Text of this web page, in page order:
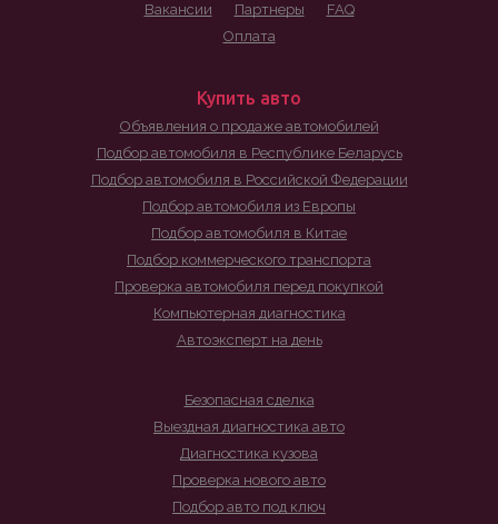
Вакансии
Партнеры
FAQ
Оплата
Купить авто
Объявления о продаже автомобилей
Подбор автомобиля в Республике Беларусь
Подбор автомобиля в Российской Федерации
Подбор автомобиля из Европы
Подбор автомобиля в Китае
Подбор коммерческого транспорта
Проверка автомобиля перед покупкой
Компьютерная диагностика
Автоэксперт на день
Безопасная сделка
Выездная диагностика авто
Диагностика кузова
Проверка нового авто
Подбор авто под ключ